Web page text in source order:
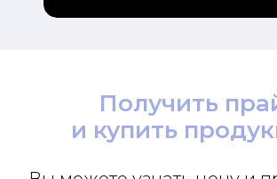
Получить
и купить